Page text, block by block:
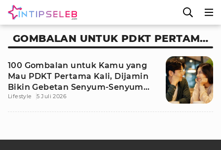
GOMBALAN UNTUK PDKT PERTAMA
KALI
100 Gombalan untuk Kamu yang
Mau PDKT Pertama Kali, Dijamin
Bikin Gebetan Senyum-Senyum
Sendiri
Lifestyle 5 Juli 2026